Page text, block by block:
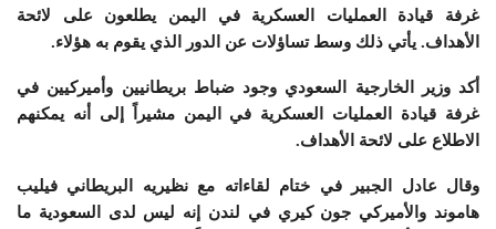
غرفة قيادة العمليات العسكرية في اليمن يطلعون على لائحة
الأهداف. يأتي ذلك وسط تساؤلات عن الدور الذي يقوم به هؤلاء.
أكد وزير الخارجية السعودي وجود ضباط بريطانيين وأميركيين في
غرفة قيادة العمليات العسكرية في اليمن مشيراً إلى أنه يمكنهم
الاطلاع على لائحة الأهداف.
وقال عادل الجبير في ختام لقاءاته مع نظيريه البريطاني فيليب
هاموند والأميركي جون كيري في لندن إنه ليس لدى السعودية ما